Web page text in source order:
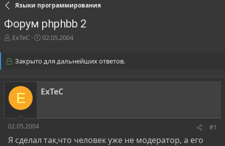
Языки программирования
Форум phphbb 2
А
о
т
е
ы
ExTeC
Д
а
а
ч
а
02.05.2004
Закрыто для дальнейших ответов.
E ExTeC
02.05.2004 #1
Я сделал так,что человек уже не модератор, а его